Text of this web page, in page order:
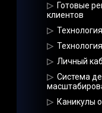
▷Готовые
клиентов
▷
▷
▷Личный
▷Система
▷Каникулы